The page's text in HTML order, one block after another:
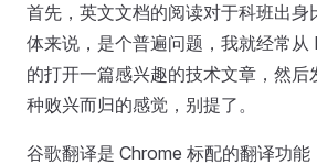
首先，英文文档的阅读对于科班出身
体来说，是个普遍问题，我就经常从
的打开一篇感兴趣的技术文章，然后
种败兴而归的感觉，别提了。
谷歌翻译是 Chrome 标配的翻译功